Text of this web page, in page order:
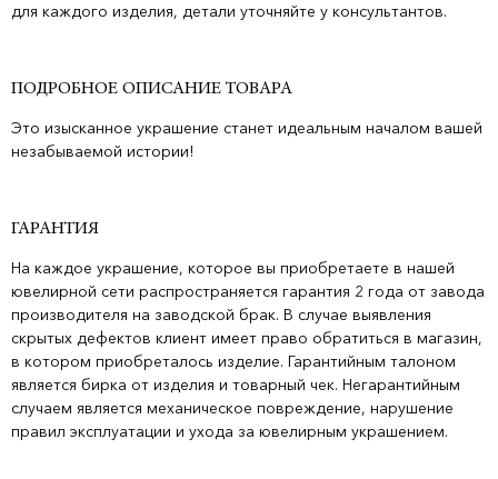
для каждого изделия, детали уточняйте у консультантов.
ПОДРОБНОЕ ОПИСАНИЕ ТОВАРА
Это изысканное украшение станет идеальным началом вашей
незабываемой истории!
ГАРАНТИЯ
На каждое украшение, которое вы приобретаете в нашей
ювелирной сети распространяется гарантия 2 года от завода
производителя на заводской брак. В случае выявления
скрытых дефектов клиент имеет право обратиться в магазин,
в котором приобреталось изделие. Гарантийным талоном
является бирка от изделия и товарный чек. Негарантийным
случаем является механическое повреждение, нарушение
правил эксплуатации и ухода за ювелирным украшением.